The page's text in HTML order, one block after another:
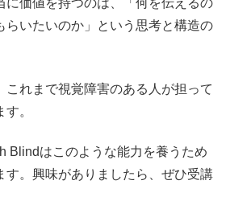
に価値を持つのは、「何を伝えるの
らいたいのか」という思考と構造の
これまで視覚障害のある人が担って
。
Blindはこのような能力を養うため
す。興味がありましたら、ぜひ受講